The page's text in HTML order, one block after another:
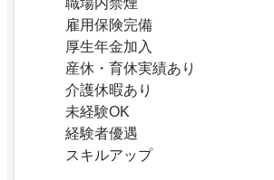
雇用保険完備
厚生年金加入
産休・育休実績あり
介護休暇あり
未経験OK
経験者優遇
スキルアップ